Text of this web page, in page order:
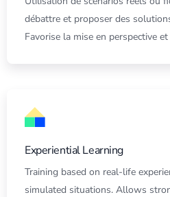
débattre et proposer des
Favorise la mise en perspective
Experiential Learning
Training based on real-life
simulated situations. Allows